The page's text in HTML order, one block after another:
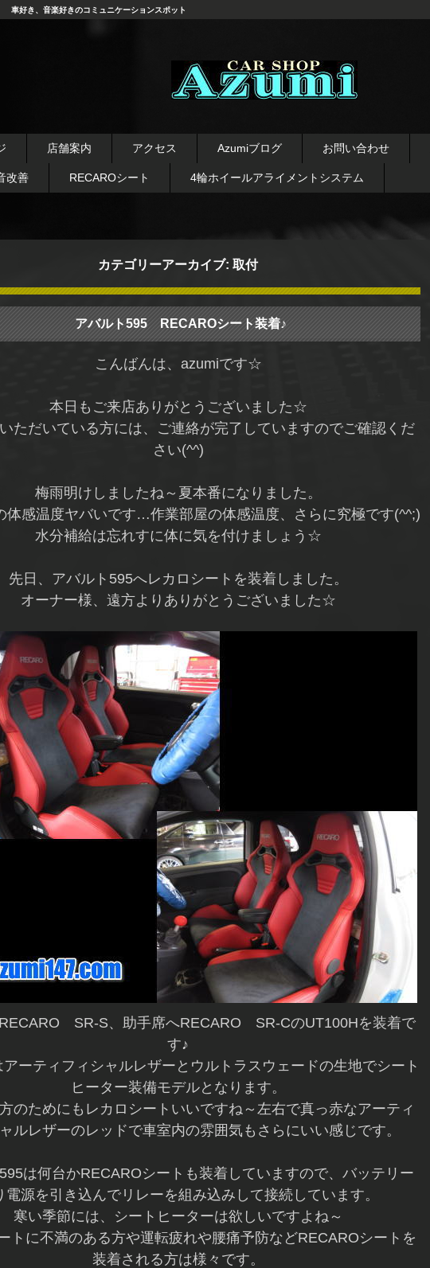
イール デッドニング カーオ
ーディオ レカロシート
車好き、音楽好きのコミュニケーションスポット
店舗案内 アクセス Azumiブログ お問い合わせ
改善 RECAROシート 4輪ホイールアライメントシステム
カテゴリーアーカイブ: 取付
アバルト595 RECAROシート装着♪
こんばんは、azumiです☆
本日もご来店ありがとうございました☆
ただいている方には、ご連絡が完了していますのでご確認くだ
さい(^^)
梅雨明けしましたね～夏本番になりました。
体感温度ヤバいです…作業部屋の体感温度、さらに究極です(^^;)
水分補給は忘れすに体に気を付けましょう☆
先日、アバルト595へレカロシートを装着しました。
オーナー様、遠方よりありがとうございました☆
SR-S、助手席へRECARO SR-CのUT100Hを装着で
す♪
アーティフィシャルレザーとウルトラスウェードの生地でシート
ヒーター装備モデルとなります。
のためにもレカロシートいいですね～左右で真っ赤なアーティ
ルレザーのレッドで車室内の雰囲気もさらにいい感じです。
は何台かRECAROシートも装着していますので、バッテリー
電源を引き込んでリレーを組み込みして接続しています。
寒い季節には、シートヒーターは欲しいですよね～
トに不満のある方や運転疲れや腰痛予防などRECAROシートを
装着される方は様々です。